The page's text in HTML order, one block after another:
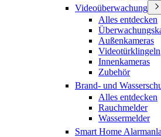
Videoüberwachung
Alles entdecken
Außenkameras
Videotürklingeln
Innenkameras
Zubehör
Brand- und
Alles entdecken
Rauchmelder
Wassermelder
Smart Home